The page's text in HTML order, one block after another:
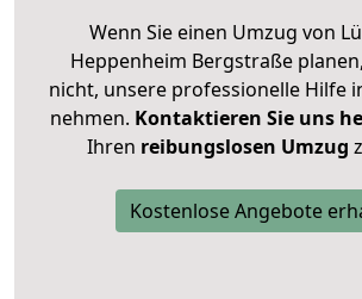
Wenn Sie einen Umzug von
Heppenheim Bergstraße
nicht, unsere professionelle Hilfe
nehmen. Kontaktieren Sie uns
Ihren reibungslosen Umzug
Kostenlose Angebote